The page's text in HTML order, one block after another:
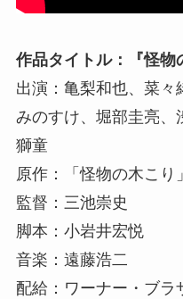
作品タイトル：『怪物
出演：亀梨和也、菜々
みのすけ、堀部圭亮、
獅童
原作：「怪物の木こり
監督：三池崇史
脚本：小岩井宏悦
音楽：遠藤浩二
配給：ワーナー・ブラ